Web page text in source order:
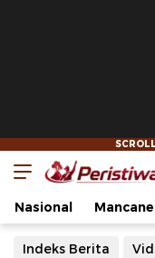
Nasional
Indeks Berita